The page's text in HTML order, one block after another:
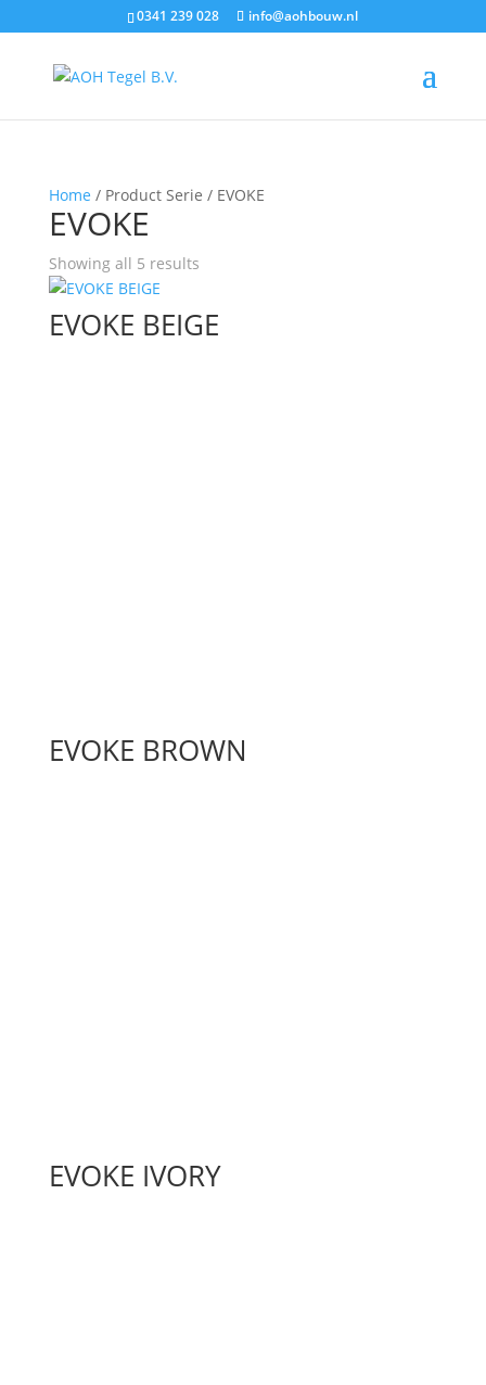
0341 239 028 info@aohbouw.nl
Home / Product Serie / EVOKE
EVOKE
Showing all 5 results
EVOKE BEIGE
EVOKE BROWN
EVOKE IVORY